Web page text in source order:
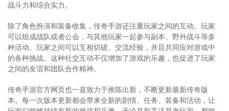
战斗力和综合实力。
除了角色扮演和装备收集，传奇手游还注重玩家之间的互动。玩家
可以组成战队或者公会，与其他玩家一起参与副本、野外战斗等多
种活动。玩家之间可以互相切磋、交流经验，并且共同应对游戏中
的各种挑战。这种社交互动不仅增加了游戏的乐趣，也促进了玩家
之间的友谊和团队合作精神。
传奇手游官方网页也一直致力于推陈出新，不断更新最新传奇版
本。每一次版本更新都会带来全新的剧情、任务、装备和活动，让